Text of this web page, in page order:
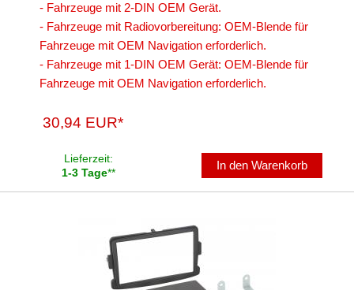
- Fahrzeuge mit 2-DIN OEM Gerät.
- Fahrzeuge mit Radiovorbereitung: OEM-Blende für
Fahrzeuge mit OEM Navigation erforderlich.
- Fahrzeuge mit 1-DIN OEM Gerät: OEM-Blende für
Fahrzeuge mit OEM Navigation erforderlich.
30,94 EUR*
Lieferzeit:
1-3 Tage**
In den Warenkorb